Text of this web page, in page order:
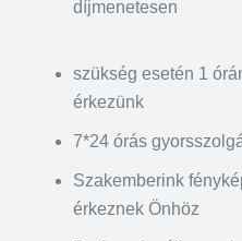
díjmenetesen
szükség esetén 1
érkezünk
7*24 órás
Szakemberink
érkeznek Önhöz